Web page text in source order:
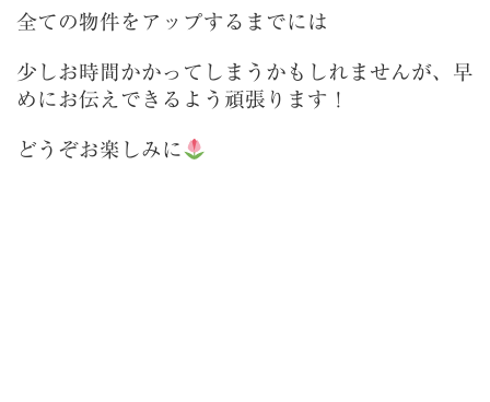
全ての物件をアップするまでには
少しお時間かかってしまうかもしれませんが、早
めにお伝えできるよう頑張ります！
どうぞお楽しみに